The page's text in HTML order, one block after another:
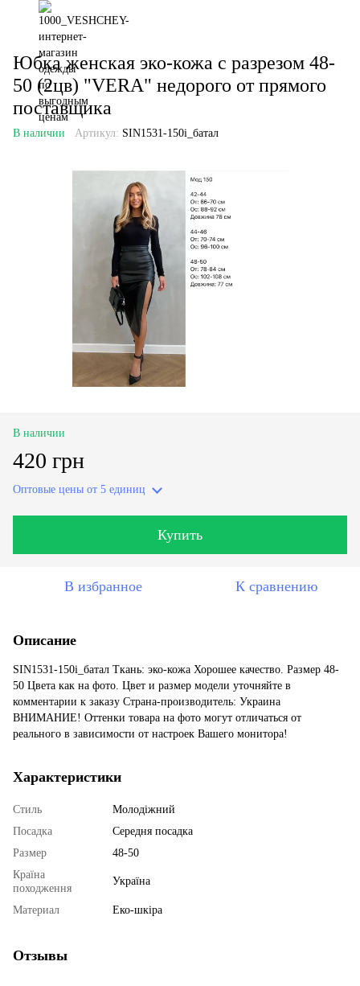
Юбка женская эко-кожа с разрезом 48-
50 (2цв) "VERA" недорого от прямого
поставщика
В наличии Артикул: SIN1531-150i_батал
В наличии
420 грн
Оптовые цены от 5 единиц
Купить
В избранное К сравнению
Описание
SIN1531-150i_батал Ткань: эко-кожа Хорошее качество. Размер 48-
50 Цвета как на фото. Цвет и размер модели уточняйте в
комментарии к заказу Страна-производитель: Украина
ВНИМАНИЕ! Оттенки товара на фото могут отличаться от
реального в зависимости от настроек Вашего монитора!
Характеристики
Стиль
Молодіжний
Посадка
Середня посадка
Размер
48-50
Країна
походження
Україна
Материал Еко-шкіра
Отзывы